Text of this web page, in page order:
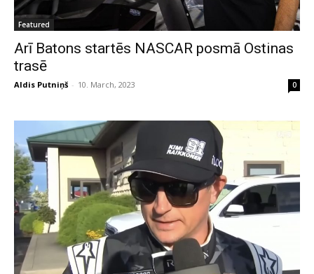
Featured
Arī Batons startēs NASCAR posmā Ostinas
trasē
Aldis Putniņš - 10. March, 2023 0